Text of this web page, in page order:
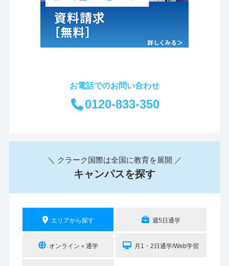
お電話でのお問い合わせ
0120-833-350
＼ クラーク国際は全国に教育を展開 ／
キャンパスを探す
エリアから探す 週5日通学
オンライン＋通学 月1・2日通学/Web学習